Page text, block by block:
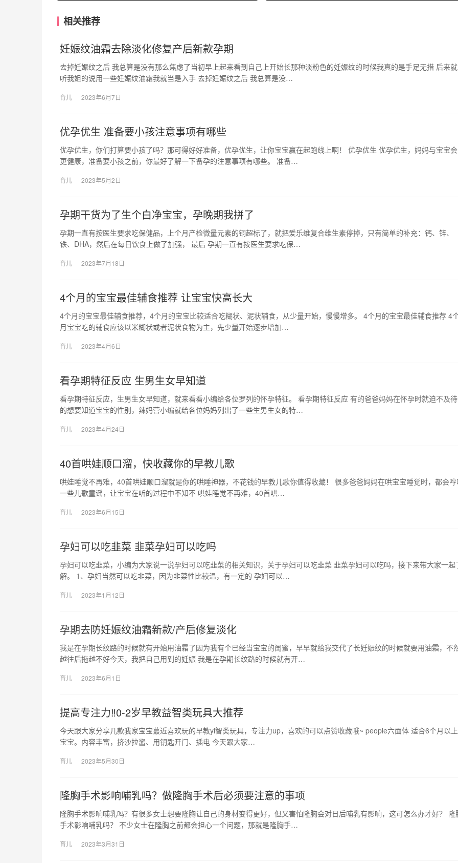
相关推荐
妊娠纹油霜去除淡化修复产后新款孕期
去掉妊娠纹之后 我总算是没有那么焦虑了当初早上起来看到自己上开始长那种淡粉色的妊娠纹的时候我真的是手足无措 后来就
听我姐的说用一些妊娠纹油霜我就当是入手 去掉妊娠纹之后 我总算是没…
育儿 2023年6月7日
优孕优生 准备要小孩注意事项有哪些
优孕优生，你们打算要小孩了吗？那可得好好准备，优孕优生，让你宝宝赢在起跑线上啊！ 优孕优生 优孕优生，妈妈与宝宝会
更健康，准备要小孩之前，你最好了解一下备孕的注意事项有哪些。 准备…
育儿 2023年5月2日
孕期干货为了生个白净宝宝，孕晚期我拼了
孕期一直有按医生要求吃保健品，上个月产检微量元素的铜超标了，就把爱乐维复合维生素停掉，只有简单的补充：钙、锌、
铁、DHA，然后在每日饮食上做了加强， 最后 孕期一直有按医生要求吃保…
育儿 2023年7月18日
4个月的宝宝最佳辅食推荐 让宝宝快高长大
4个月的宝宝最佳辅食推荐，4个月的宝宝比较适合吃糊状、泥状辅食，从少量开始，慢慢增多。 4个月的宝宝最佳辅食推荐 4
月宝宝吃的辅食应该以米糊状或者泥状食物为主，先少量开始逐步增加…
育儿 2023年4月6日
看孕期特征反应 生男生女早知道
看孕期特征反应，生男生女早知道，就来看看小编给各位罗列的怀孕特征。 看孕期特征反应 有的爸爸妈妈在怀孕时就迫不及待
的想要知道宝宝的性别，辣妈营小编就给各位妈妈列出了一些生男生女的特…
育儿 2023年4月24日
40首哄娃顺口溜，快收藏你的早教儿歌
哄娃睡觉不再难，40首哄娃顺口溜就是你的哄睡神器，不花钱的早教儿歌你值得收藏！ 很多爸爸妈妈在哄宝宝睡觉时，都会
一些儿歌童谣，让宝宝在听的过程中不知不 哄娃睡觉不再难，40首哄…
育儿 2023年6月15日
孕妇可以吃韭菜 韭菜孕妇可以吃吗
孕妇可以吃韭菜，小编为大家说一说孕妇可以吃韭菜的相关知识，关于孕妇可以吃韭菜 韭菜孕妇可以吃吗，接下来带大家一起
解。 1、孕妇当然可以吃韭菜，因为韭菜性比较温，有一定的 孕妇可以…
育儿 2023年1月12日
孕期去防妊娠纹油霜新款/产后修复淡化
我是在孕期长纹路的时候就有开始用油霜了因为我有个已经当宝宝的闺蜜，早早就给我交代了长妊娠纹的时候就要用油霜，不
越往后拖越不好今天，我把自己用到的妊娠 我是在孕期长纹路的时候就有开…
育儿 2023年6月1日
提高专注力‼0-2岁早教益智类玩具大推荐
今天跟大家分享几款我家宝宝蕞近喜欢玩的早教yi智类玩具，专注力up，喜欢的可以点赞收藏哦~ people六面体 适合6个月以上
宝宝。内容丰富，挤沙拉酱、用钥匙开门、插电 今天跟大家…
育儿 2023年5月30日
隆胸手术影响哺乳吗？做隆胸手术后必须要注意的事项
隆胸手术影响哺乳吗？有很多女士想要隆胸让自己的身材变得更好，但又害怕隆胸会对日后哺乳有影响，这可怎么办才好？ 隆
手术影响哺乳吗？ 不少女士在隆胸之前都会担心一个问题，那就是隆胸手…
育儿 2023年3月31日